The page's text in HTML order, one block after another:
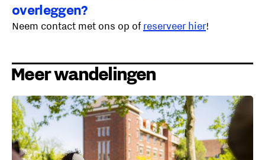
overleggen?
Neem contact met ons op ofreserveer hier!
Meer wandelingen